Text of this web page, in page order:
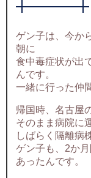
ゲン子は、今か
朝に
食中毒症状が出
んです。
一緒に行った仲
帰国時、名古屋
そのまま病院に
しばらく隔離病
ゲン子も、2か
あったんです。